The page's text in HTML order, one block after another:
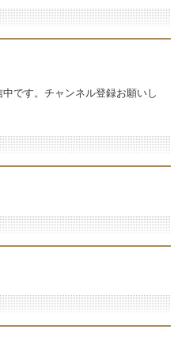
です。チャンネル登録お願いし